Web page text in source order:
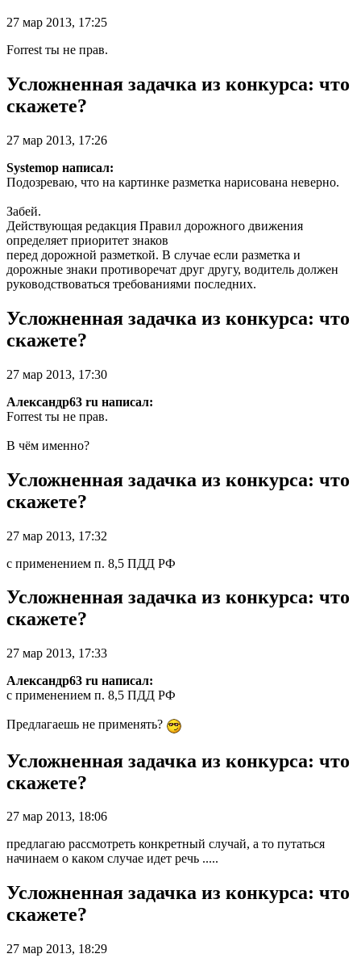
27 мар 2013, 17:25
Forrest ты не прав.
Усложненная задачка из конкурса: что
скажете?
27 мар 2013, 17:26
Systemop написал:
Подозреваю, что на картинке разметка нарисована неверно.
Забей.
Действующая редакция Правил дорожного движения
определяет приоритет знаков
перед дорожной разметкой. В случае если разметка и
дорожные знаки противоречат друг другу, водитель должен
руководствоваться требованиями последних.
Усложненная задачка из конкурса: что
скажете?
27 мар 2013, 17:30
Александр63 ru написал:
Forrest ты не прав.
В чём именно?
Усложненная задачка из конкурса: что
скажете?
27 мар 2013, 17:32
с применением п. 8,5 ПДД РФ
Усложненная задачка из конкурса: что
скажете?
27 мар 2013, 17:33
Александр63 ru написал:
с применением п. 8,5 ПДД РФ
Предлагаешь не применять?
Усложненная задачка из конкурса: что
скажете?
27 мар 2013, 18:06
предлагаю рассмотреть конкретный случай, а то путаться
начинаем о каком случае идет речь .....
Усложненная задачка из конкурса: что
скажете?
27 мар 2013, 18:29